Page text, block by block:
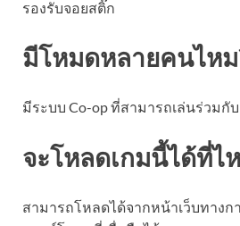
รองรับจอยสติ๊ก
มีโหมดหลายคนไหม
มีระบบ Co-op ที่สามารถเล่นร่วมกั
จะโหลดเกมนี้ได้ที่ไ
สามารถโหลดได้จากหน้าเว็บทางก